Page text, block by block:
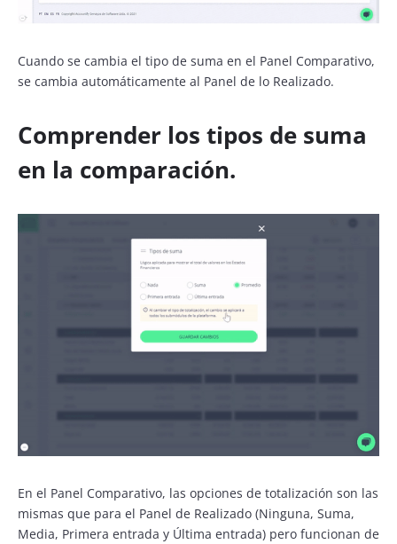
Cuando se cambia el tipo de suma en el Panel Comparativo,
se cambia automáticamente al Panel de lo Realizado.
Comprender los tipos de suma
en la comparación.
En el Panel Comparativo, las opciones de totalización son las
mismas que para el Panel de Realizado (Ninguna, Suma,
Media, Primera entrada y Última entrada) pero funcionan de